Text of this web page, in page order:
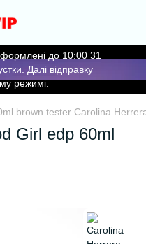
до 10:00 31
Далі відправку
режимі.
brown tester Carolina
Girl edp 60ml